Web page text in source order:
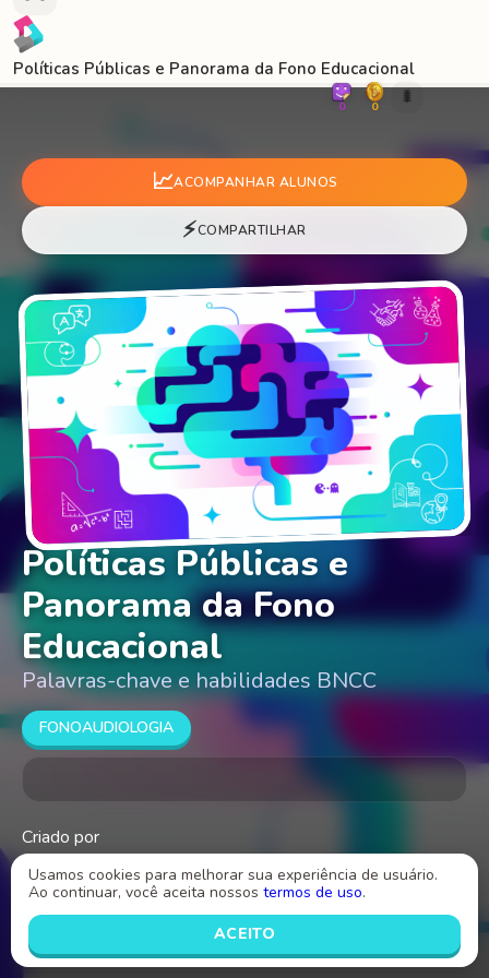
Políticas Públicas e Panorama da Fono Educacional
0 0 🐛
📈ACOMPANHAR ALUNOS
⚡COMPARTILHAR
Políticas Públicas e
Panorama da Fono
Educacional
Palavras-chave e habilidades BNCC
FONOAUDIOLOGIA
Criado por
Chirlene Moura
Usamos cookies para melhorar sua experiência de usuário.
Ao continuar, você aceita nossos termos de uso.
ACEITO